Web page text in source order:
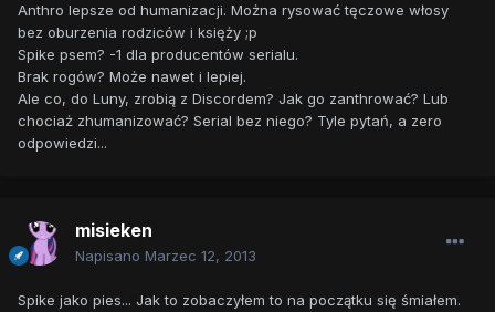
Anthro lepsze od humanizacji. Można rysować tęczowe włosy
bez oburzenia rodziców i księży ;p
Spike psem? -1 dla producentów serialu.
Brak rogów? Może nawet i lepiej.
Ale co, do Luny, zrobią z Discordem? Jak go zanthrować? Lub
chociaż zhumanizować? Serial bez niego? Tyle pytań, a zero
odpowiedzi...
misieken
Napisano Marzec 12, 2013
Spike jako pies... Jak to zobaczyłem to na początku się śmiałem.